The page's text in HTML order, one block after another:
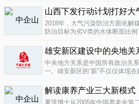
问。据了解...
2018年，大气污染防治方面化解
防治目标为劣V类的水体断面比
记者从山...
雄安新区建设中的央地关
中央地方关系是中国所有政治关
一。雄安新区的“新”不仅仅体现
解读康养产业三大新模式
夏萍博士从2005年中国养老金